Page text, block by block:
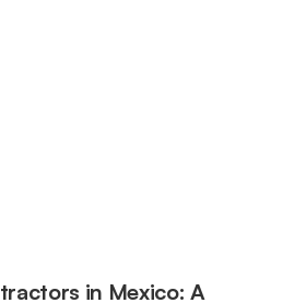
in Mexico: A